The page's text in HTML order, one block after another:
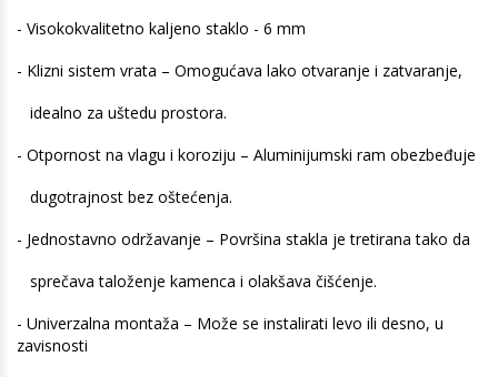
- Visokokvalitetno kaljeno staklo - 6 mm
- Klizni sistem vrata – Omogućava lako otvaranje i zatvaranje,
idealno za uštedu prostora.
- Otpornost na vlagu i koroziju – Aluminijumski ram obezbeđuje
dugotrajnost bez oštećenja.
- Jednostavno održavanje – Površina stakla je tretirana tako da
sprečava taloženje kamenca i olakšava čišćenje.
- Univerzalna montaža – Može se instalirati levo ili desno, u
zavisnosti